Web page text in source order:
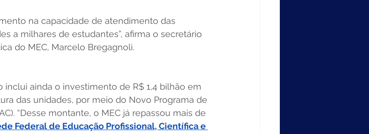
na capacidade de atendimento das
a milhares de estudantes”, afirma o secretário
do MEC, Marcelo Bregagnoli.
ainda o investimento de R$ 1,4 bilhão em
das unidades, por meio do Novo Programa de
“Desse montante, o MEC já repassou mais de
Federal de Educação Profissional, Científica e